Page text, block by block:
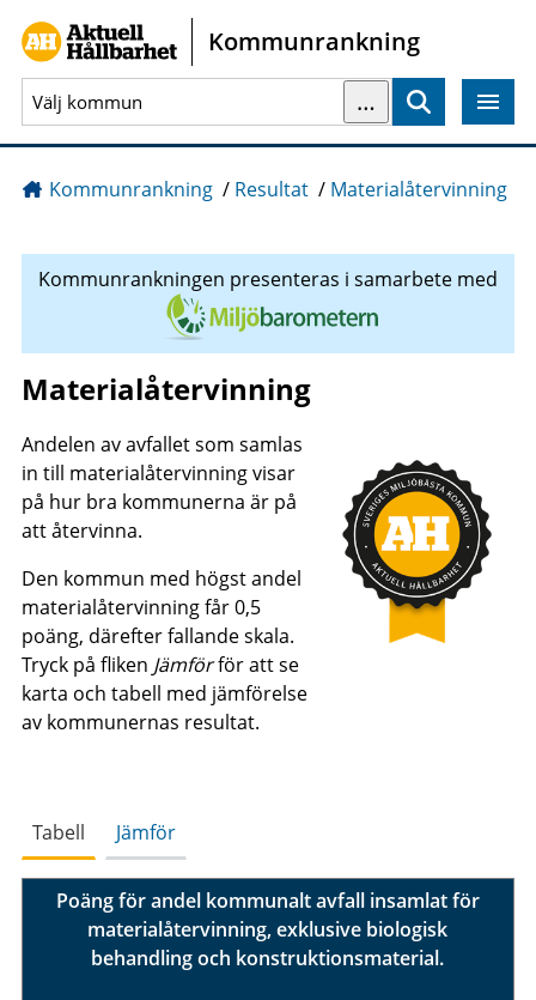
Gå direkt till sidans innehåll
Kommunrankning
…
Kommunrankning / Resultat / Materialåtervinning
Kommunrankningen presenteras i samarbete med
Materialåtervinning
Andelen av avfallet som samlas
in till materialåtervinning visar
på hur bra kommunerna är på
att återvinna.
Den kommun med högst andel
materialåtervinning får 0,5
poäng, därefter fallande skala.
Tryck på fliken Jämförför att se
karta och tabell med jämförelse
av kommunernas resultat.
Tabell Jämför
Poäng för andel kommunalt avfall insamlat för
materialåtervinning, exklusive biologisk
behandling och konstruktionsmaterial.